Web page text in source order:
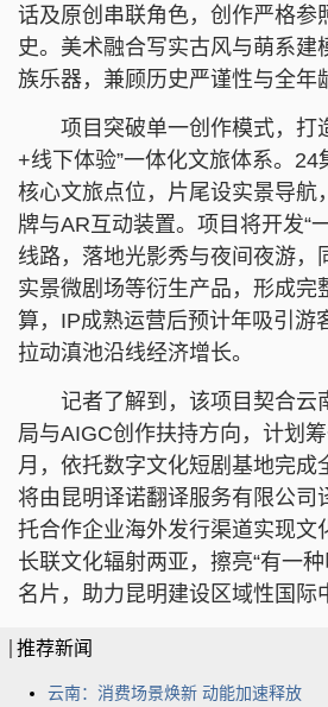
话及原创串联角色，创作严格参
史。美术融合写实古风与萌系建
族乐器，兼顾历史严谨性与全年
项目突破单一创作模式，打
+线下体验”一体化文旅体系。
核心文旅点位，片尾设实景导航
牌与AR互动装置。项目将开发“
线路，落地光影秀与夜间夜游，
实景微剧场等衍生产品，形成完
算，IP成熟运营后预计年吸引游
拉动滇池沿线经济增长。
记者了解到，该项目契合云
局与AIGC创作扶持方向，计划
月，依托数字文化短剧基地完成
将由昆明译诺翻译服务有限公司
托合作企业海外发行渠道实现文
长联文化辐射两亚，擦亮“有一
名片，助力昆明建设区域性国际
推荐新闻
云南：消费场景焕新 动能加速释放